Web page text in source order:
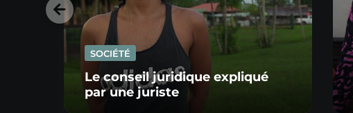
SOCIÉTÉ
Le conseil juridique expliqué
par une juriste